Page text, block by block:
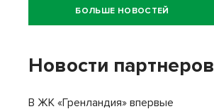
БОЛЬШЕ НОВОСТЕЙ
Новости партнеров
В ЖК «Гренландия» впервые